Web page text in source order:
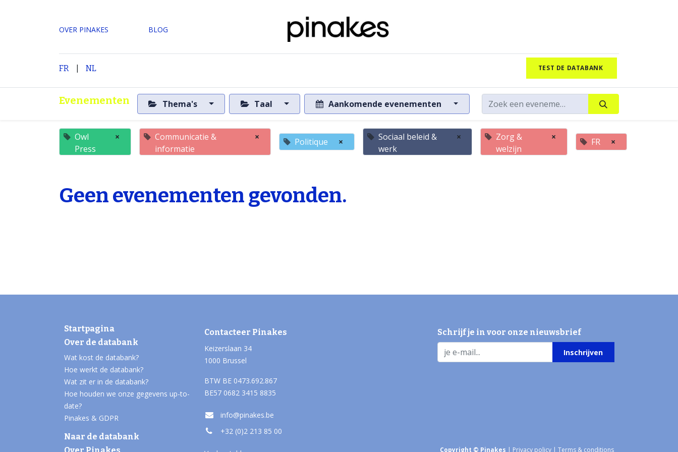
OVER PINAKES ​BLOG
FR | NL TEST DE DATABANK
Evenementen Thema's Taal Aankomende evenementen
Owl
Press
×
Communicatie &
informatie
× Politique ×
Sociaal beleid &
werk
×
Zorg &
welzijn
× FR ×
Geen evenementen gevonden.
Startpagina
Over de databank
Wat kost de databank?
Hoe werkt de databank?
Wat zit er in de databank?
Hoe houden we onze gegevens up-to-
date?
Pinakes & GDPR
Naar de databank
Over Pinakes
Contacteer Pinakes
Keizerslaan 34
1000 Brussel
BTW BE 0473.692.867
BE57 0682 3415 8835
info@pinakes.be
+32 (0)2 213 85 00
Schrijf je in voor onze nieuwsbrief
Inschrijven
Copyright © Pinakes | Privacy policy | Terms & conditions